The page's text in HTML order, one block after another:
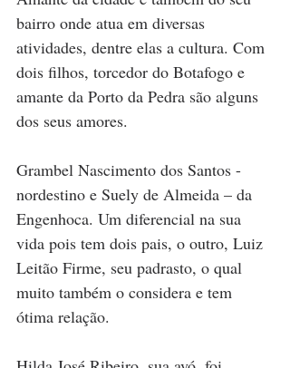
bairro onde atua em diversas
atividades, dentre elas a cultura. Com
dois filhos, torcedor do Botafogo e
amante da Porto da Pedra são alguns
dos seus amores.
Grambel Nascimento dos Santos -
nordestino e Suely de Almeida – da
Engenhoca. Um diferencial na sua
vida pois tem dois pais, o outro, Luiz
Leitão Firme, seu padrasto, o qual
muito também o considera e tem
ótima relação.